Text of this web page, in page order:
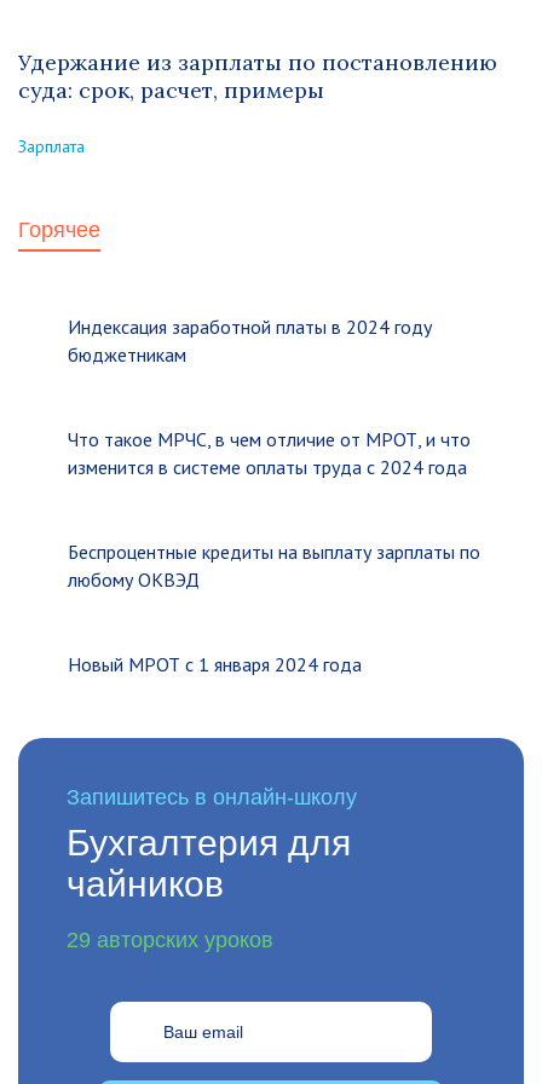
Удержание из зарплаты по постановлению
суда: срок, расчет, примеры
Зарплата
Горячее
Индексация заработной платы в 2024 году
бюджетникам
Что такое МРЧС, в чем отличие от МРОТ, и что
изменится в системе оплаты труда с 2024 года
Беспроцентные кредиты на выплату зарплаты по
любому ОКВЭД
Новый МРОТ с 1 января 2024 года
Запишитесь в онлайн-школу
Бухгалтерия для
чайников
29 авторских уроков